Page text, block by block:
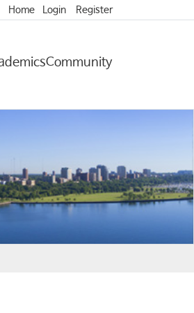
Home Login Register
Community